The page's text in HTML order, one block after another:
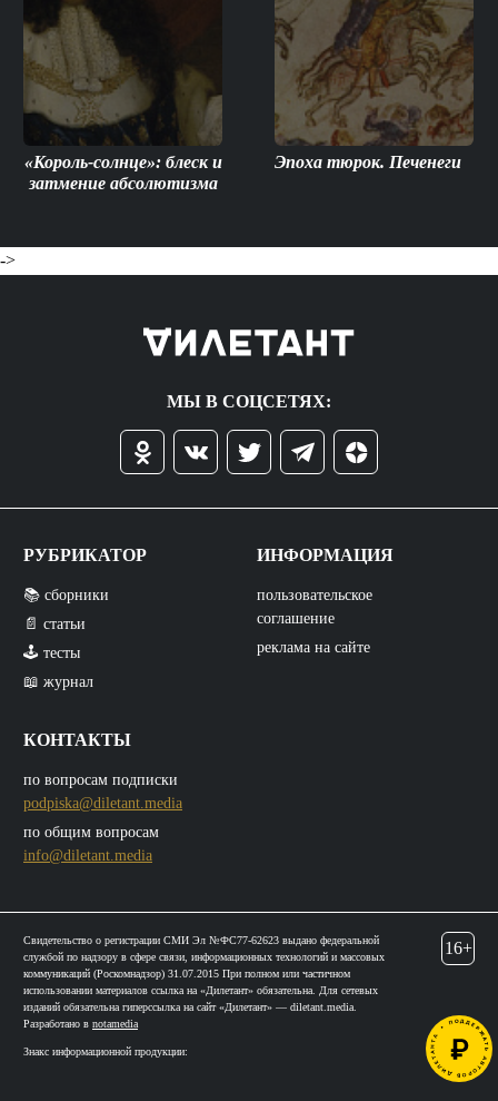
«Король-солнце»: блеск и
затмение абсолютизма
Эпоха тюрок. Печенеги
->
МЫ В СОЦСЕТЯХ:
РУБРИКАТОР
📚 сборники
📄 статьи
🕹️ тесты
📖 журнал
КОНТАКТЫ
по вопросам подписки
podpiska@diletant.media
по общим вопросам
info@diletant.media
ИНФОРМАЦИЯ
пользовательское
соглашение
реклама на сайте
Свидетельство о регистрации СМИ Эл №ФС77-62623 выдано федеральной
службой по надзору в сфере связи, информационных технологий и массовых
коммуникаций (Роскомнадзор) 31.07.2015 При полном или частичном
использовании материалов ссылка на «Дилетант» обязательна. Для сетевых
изданий обязательна гиперссылка на сайт «Дилетант» — diletant.media.
Разработано в notamedia
Знакс информационной продукции:
16+